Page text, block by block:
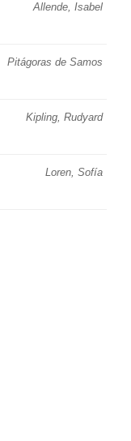
Allende, Isabel
Pitágoras de Samos
Kipling, Rudyard
Loren, Sofía